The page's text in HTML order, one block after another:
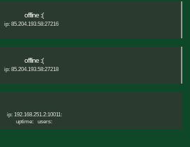
offline :(
ip: 85.204.193.58:27216
offline :(
ip: 85.204.193.58:27218
ip: 192.168.251.2:10011:
uptime:
users: